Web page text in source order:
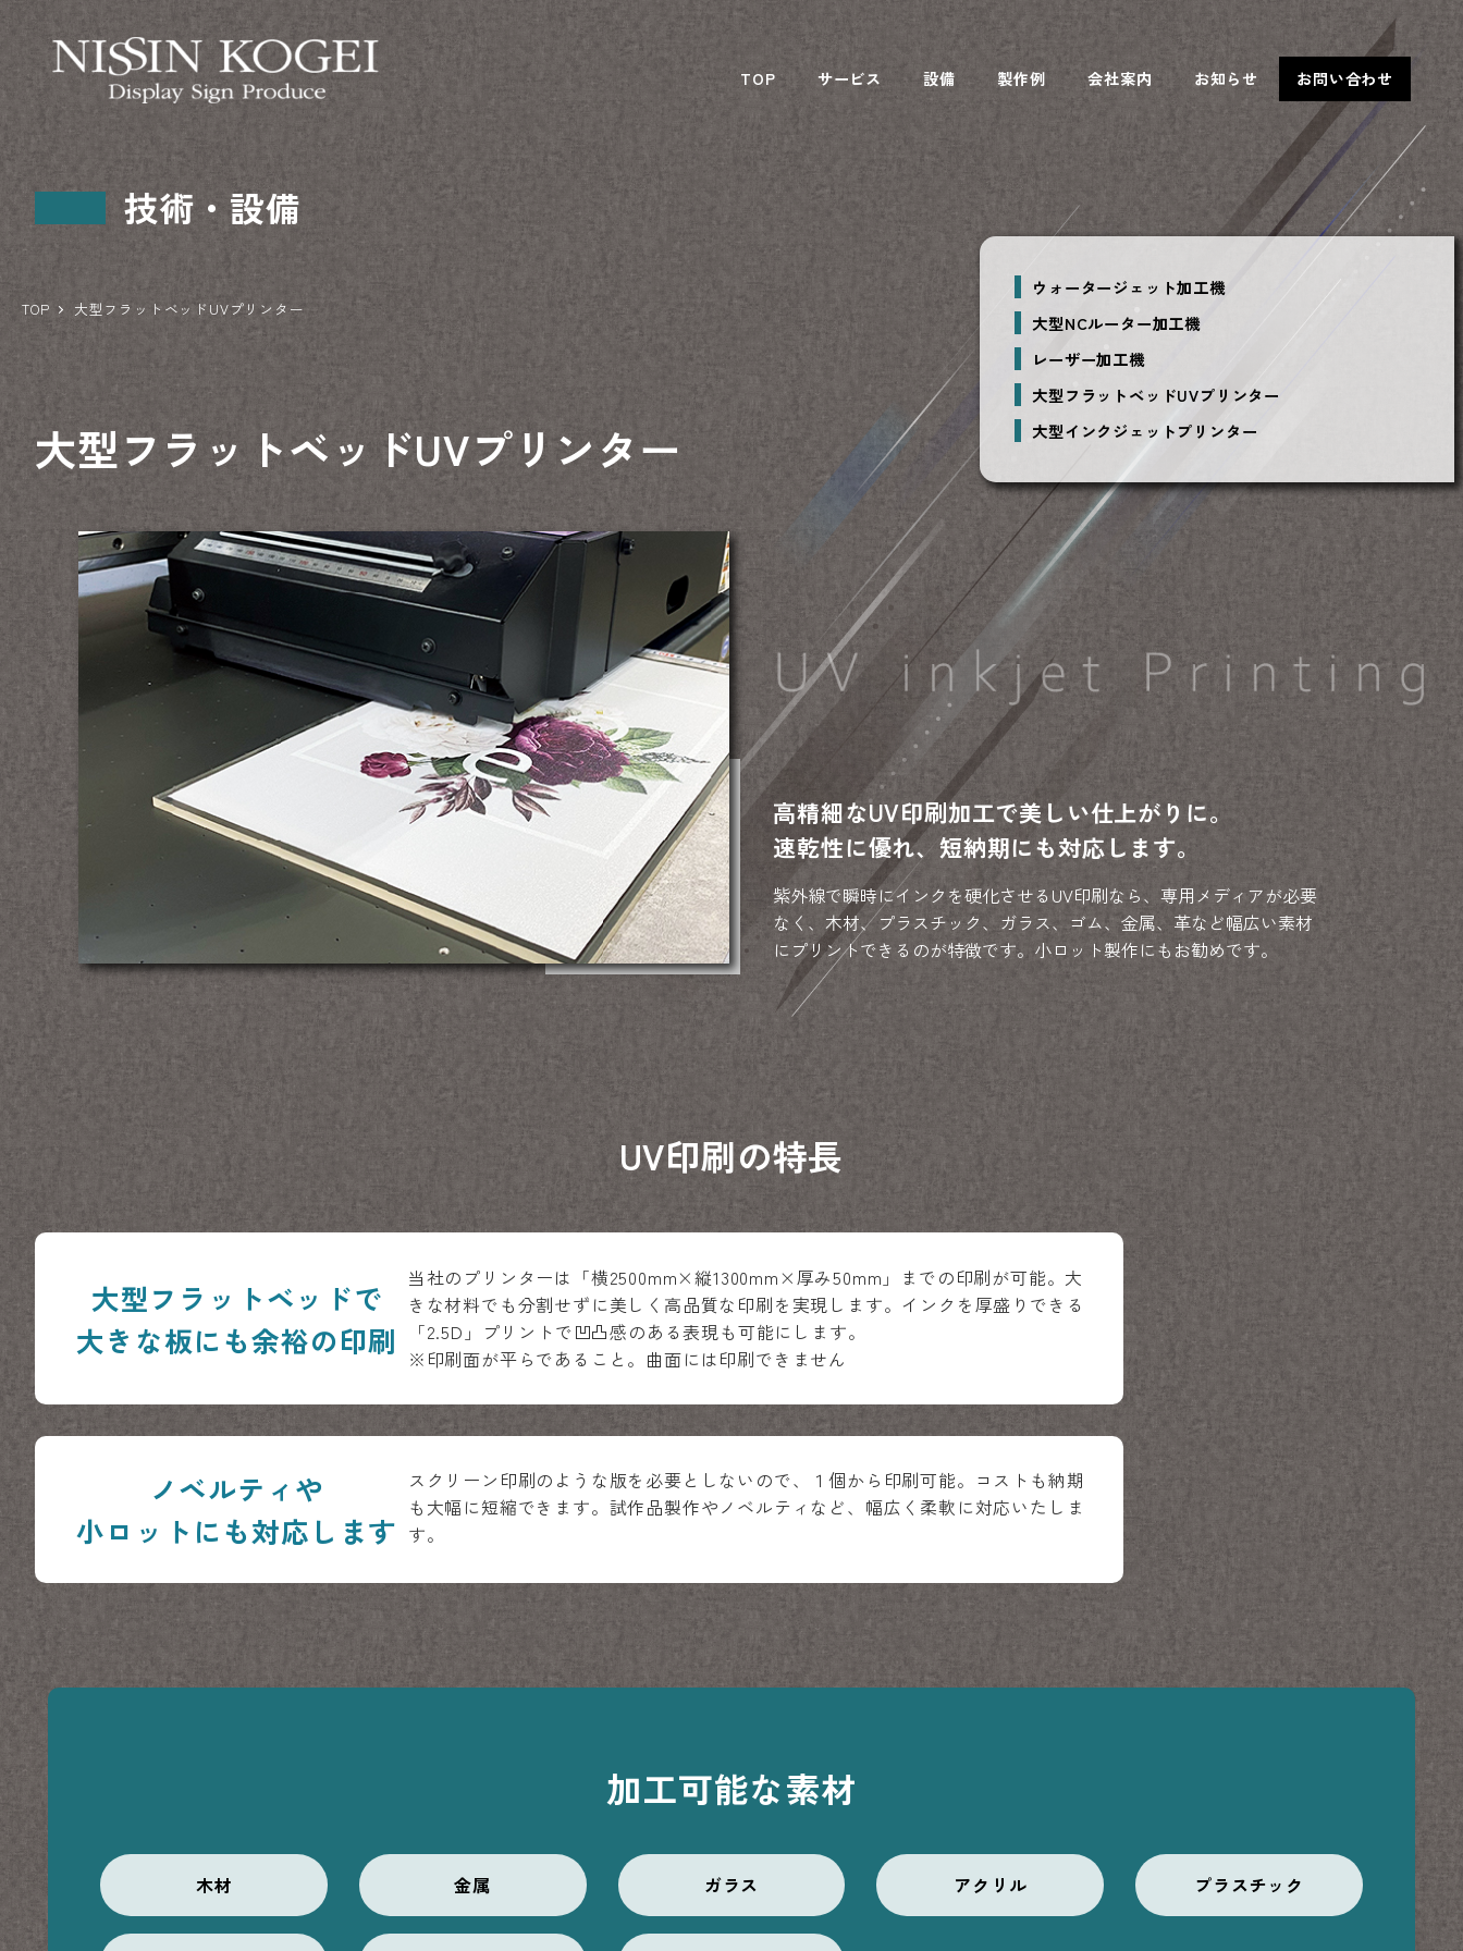
TOP サービス 設備 製作例 会社案内 お知らせ お問い合わせ
技術・設備
TOP 大型フラットベッドUVプリンター
ウォータージェット加工機
大型NCルーター加工機
レーザー加工機
大型フラットベッドUVプリンター
大型インクジェットプリンター
大型フラットベッドUVプリンター
高精細なUV印刷加工で美しい仕上がりに。
速乾性に優れ、短納期にも対応します。
紫外線で瞬時にインクを硬化させるUV印刷なら、専用メディアが必要
なく、木材、プラスチック、ガラス、ゴム、金属、革など幅広い素材
にプリントできるのが特徴です。小ロット製作にもお勧めです。
UV印刷の特長
大型フラットベッドで
大きな板にも余裕の印刷
当社のプリンターは「横2500mm×縦1300mm×厚み50mm」までの印刷が可能。大
きな材料でも分割せずに美しく高品質な印刷を実現します。インクを厚盛りできる
「2.5D」プリントで凹凸感のある表現も可能にします。
※印刷面が平らであること。曲面には印刷できません
ノベルティや
小ロットにも対応します
スクリーン印刷のような版を必要としないので、１個から印刷可能。コストも納期
も大幅に短縮できます。試作品製作やノベルティなど、幅広く柔軟に対応いたしま
す。
加工可能な素材
木材 金属 ガラス アクリル プラスチック